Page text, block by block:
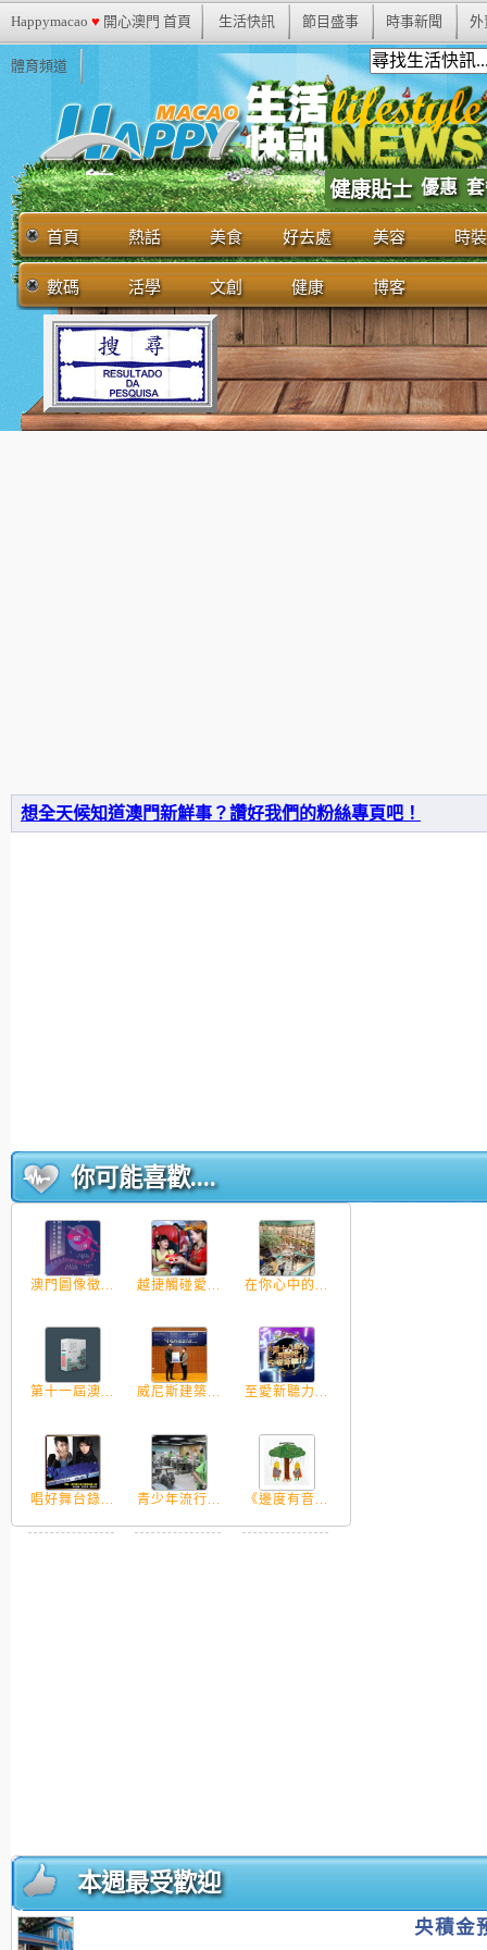
Happymacao ♥ 開心澳門 首頁 生活快訊 節目盛事 時事新聞 外
體育頻道
健康貼士 優惠
首頁 熱話 美食 好去處 美容 時裝
數碼 活學 文創 健康 博客
想全天候知道澳門新鮮事？讚好我們的粉絲專頁吧！
你可能喜歡....
澳門圖像徵... 越捷觸碰愛... 在你心中的...
第十一屆澳... 威尼斯建築... 至愛新聽力...
唱好舞台錄... 青少年流行... 《邊度有音...
本週最受歡迎
央積金